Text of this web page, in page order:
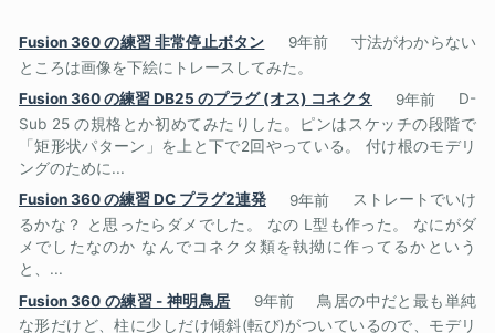
Fusion 360 の練習 非常停止ボタン 9年前
寸法がわからない
ところは画像を下絵にトレースしてみた。
Fusion 360 の練習 DB25 のプラグ (オス) コネクタ
9年前
D-
Sub 25 の規格とか初めてみたりした。ピンはスケッチの段階で
「矩形状パターン」を上と下で2回やっている。 付け根のモデリ
ングのために...
Fusion 360 の練習 DC プラグ2連発
9年前
ストレートでいけ
るかな？ と思ったらダメでした。 なの L型も作った。 なにがダ
メでしたなのか なんでコネクタ類を執拗に作ってるかという
と、...
Fusion 360 の練習 - 神明鳥居
9年前
鳥居の中だと最も単純
な形だけど、柱に少しだけ傾斜(転び)がついているので、モデリ